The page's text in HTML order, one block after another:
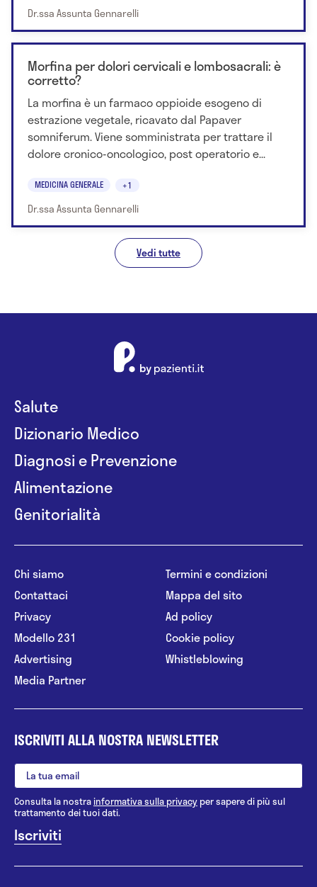
Dr.ssa Assunta Gennarelli
Morfina per dolori cervicali e lombosacrali: è
corretto?
La morfina è un farmaco oppioide esogeno di
estrazione vegetale, ricavato dal Papaver
somniferum. Viene somministrata per trattare il
dolore cronico-oncologico, post operatorio e...
MEDICINA GENERALE +1
Dr.ssa Assunta Gennarelli
Vedi tutte
Salute
Dizionario Medico
Diagnosi e Prevenzione
Alimentazione
Genitorialità
Chi siamo
Contattaci
Privacy
Modello 231
Advertising
Media Partner
Termini e condizioni
Mappa del sito
Ad policy
Cookie policy
Whistleblowing
ISCRIVITI ALLA NOSTRA NEWSLETTER
Consulta la nostrainformativa sulla privacy per sapere di più sul
trattamento dei tuoi dati.